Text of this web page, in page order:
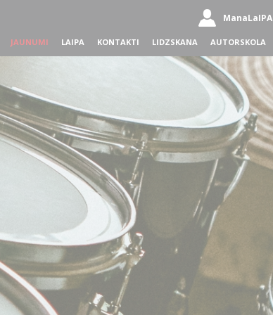
ManaLaIPA
JAUNUMI LAIPA KONTAKTI LIDZSKANA AUTORSKOLA